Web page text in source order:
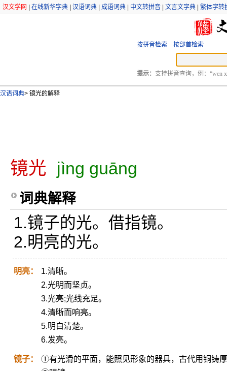
汉文学网 在线新华字典 汉语词典 成语词典 中文转拼音 文言文字典 繁体字转
按拼音检索 按部首检索
提示： 支持拼音查询，例：“wen
汉语词典> 镜光的解释
镜光 jìng guāng
词典解释
1.镜子的光。借指镜。
2.明亮的光。
明亮：
1.清晰。
2.光明而坚贞。
3.光亮;光线充足。
4.清晰而响亮。
5.明白清楚。
6.发亮。
镜子：
①有光滑的平面，能照见形象的器具，古代用铜铸